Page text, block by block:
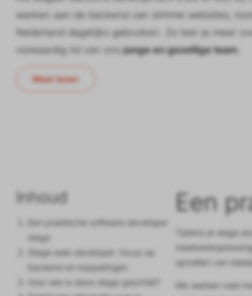
werken aan de backend van slimme websites,
Nederland dagelijks gebruiken. Zo leer je meer
volwaardig lid van onsjonge en gezellige team.
Meer lezen
Inhoud
Een praktische software developer
stage
Stage web developer: focus op
backend en koppelingen
Voor wie is deze stage geschikt?
Een
Tijdens je stage
opzetten van
We werken veel